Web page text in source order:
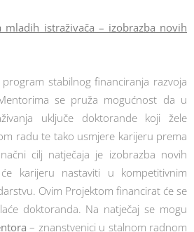
mladih istraživača – izobrazba novih
stabilnog financiranja razvoja
se pruža mogućnost da u
uključe doktorande koji žele
radu te tako usmjere karijeru prema
cilj natječaja je izobrazba novih
karijeru nastaviti u kompetitivnim
Ovim Projektom financirat će se
doktoranda. Na natječaj se mogu
– znanstvenici u stalnom radnom